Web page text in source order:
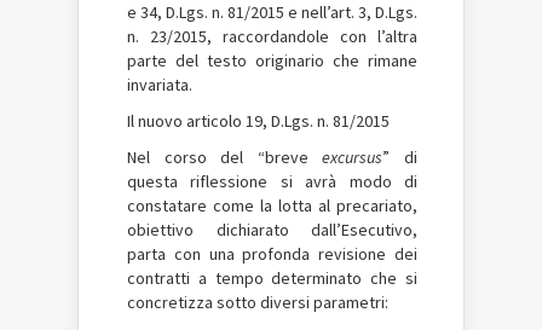
e 34, D.Lgs. n. 81/2015 e nell’art. 3, D.Lgs.
n. 23/2015, raccordandole con l’altra
parte del testo originario che rimane
invariata.
Il nuovo articolo 19, D.Lgs. n. 81/2015
Nel corso del “breveexcursus” di
questa riflessione si avrà modo di
constatare come la lotta al precariato,
obiettivo dichiarato dall’Esecutivo,
parta con una profonda revisione dei
contratti a tempo determinato che si
concretizza sotto diversi parametri: